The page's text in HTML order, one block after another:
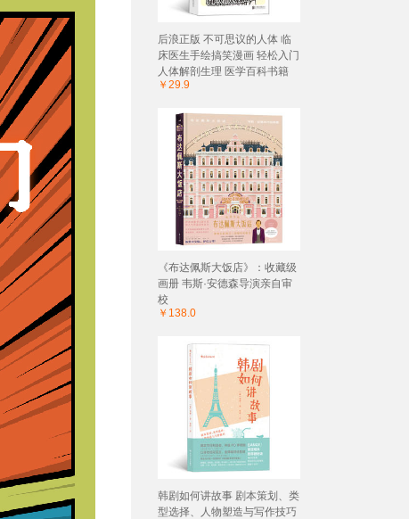
后浪正版 不可思议的人体 临
床医生手绘搞笑漫画 轻松入门
人体解剖生理 医学百科书籍
￥29.9
《布达佩斯大饭店》：收藏级
画册 韦斯·安德森导演亲自审
校
￥138.0
韩剧如何讲故事 剧本策划、类
型选择、人物塑造与写作技巧